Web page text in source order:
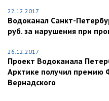
22.12.2017
Водоканал Санкт-
руб. за нарушения при
26.12.2017
Проект Водоканала
Арктике получил премию
Вернадского